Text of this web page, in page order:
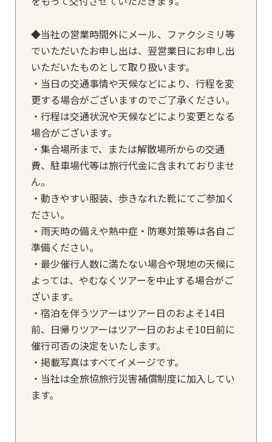
◆当社の営業時間外にメール、ファクシミリ等
でいただいたお申し出は、翌営業日にお申し出
いただいたものとして取り扱います。
・当日の交通事情や天候などにより、行程を変
更する場合がございますのでご了承ください。
・行程は交通状況や天候などにより変更となる
場合がございます。
・集合場所まで、または解散場所からの交通
費、駐車場代等は旅行代金に含まれておりませ
ん。
・動きやすい服装、歩きなれた靴にてご参加く
ださい。
・雨天時の備えや熱中症・防寒対策等は各自ご
準備ください。
・最少催行人数に満たない場合や現地の天候に
よっては、やむなくツアーを中止する場合がご
ざいます。
・宿泊を伴うツアーはツアー日のおよそ14日
前、日帰りツアーはツアー日のおよそ10日前に
催行可否の決定をいたします。
・掲載写真はすべてイメージです。
・当社は全旅協旅行災害補償制度に加入してい
ます。